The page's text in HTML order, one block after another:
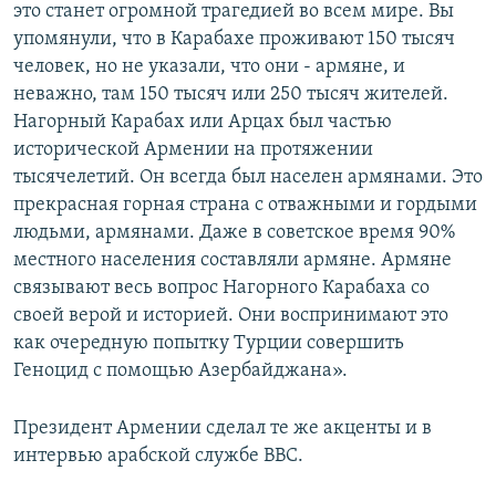
это станет огромной трагедией во всем мире. Вы
упомянули, что в Карабахе проживают 150 тысяч
человек, но не указали, что они - армяне, и
неважно, там 150 тысяч или 250 тысяч жителей.
Нагорный Карабах или Арцах был частью
исторической Армении на протяжении
тысячелетий. Он всегда был населен армянами. Это
прекрасная горная страна с отважными и гордыми
людьми, армянами. Даже в советское время 90%
местного населения составляли армяне. Армяне
связывают весь вопрос Нагорного Карабаха со
своей верой и историей. Они воспринимают это
как очередную попытку Турции совершить
Геноцид с помощью Азербайджана».
Президент Армении сделал те же акценты и в
интервью арабской службе BBC.